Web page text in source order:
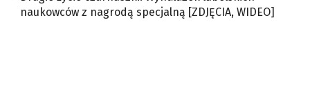
naukowców z nagrodą specjalną [ZDJĘCIA, WIDEO]